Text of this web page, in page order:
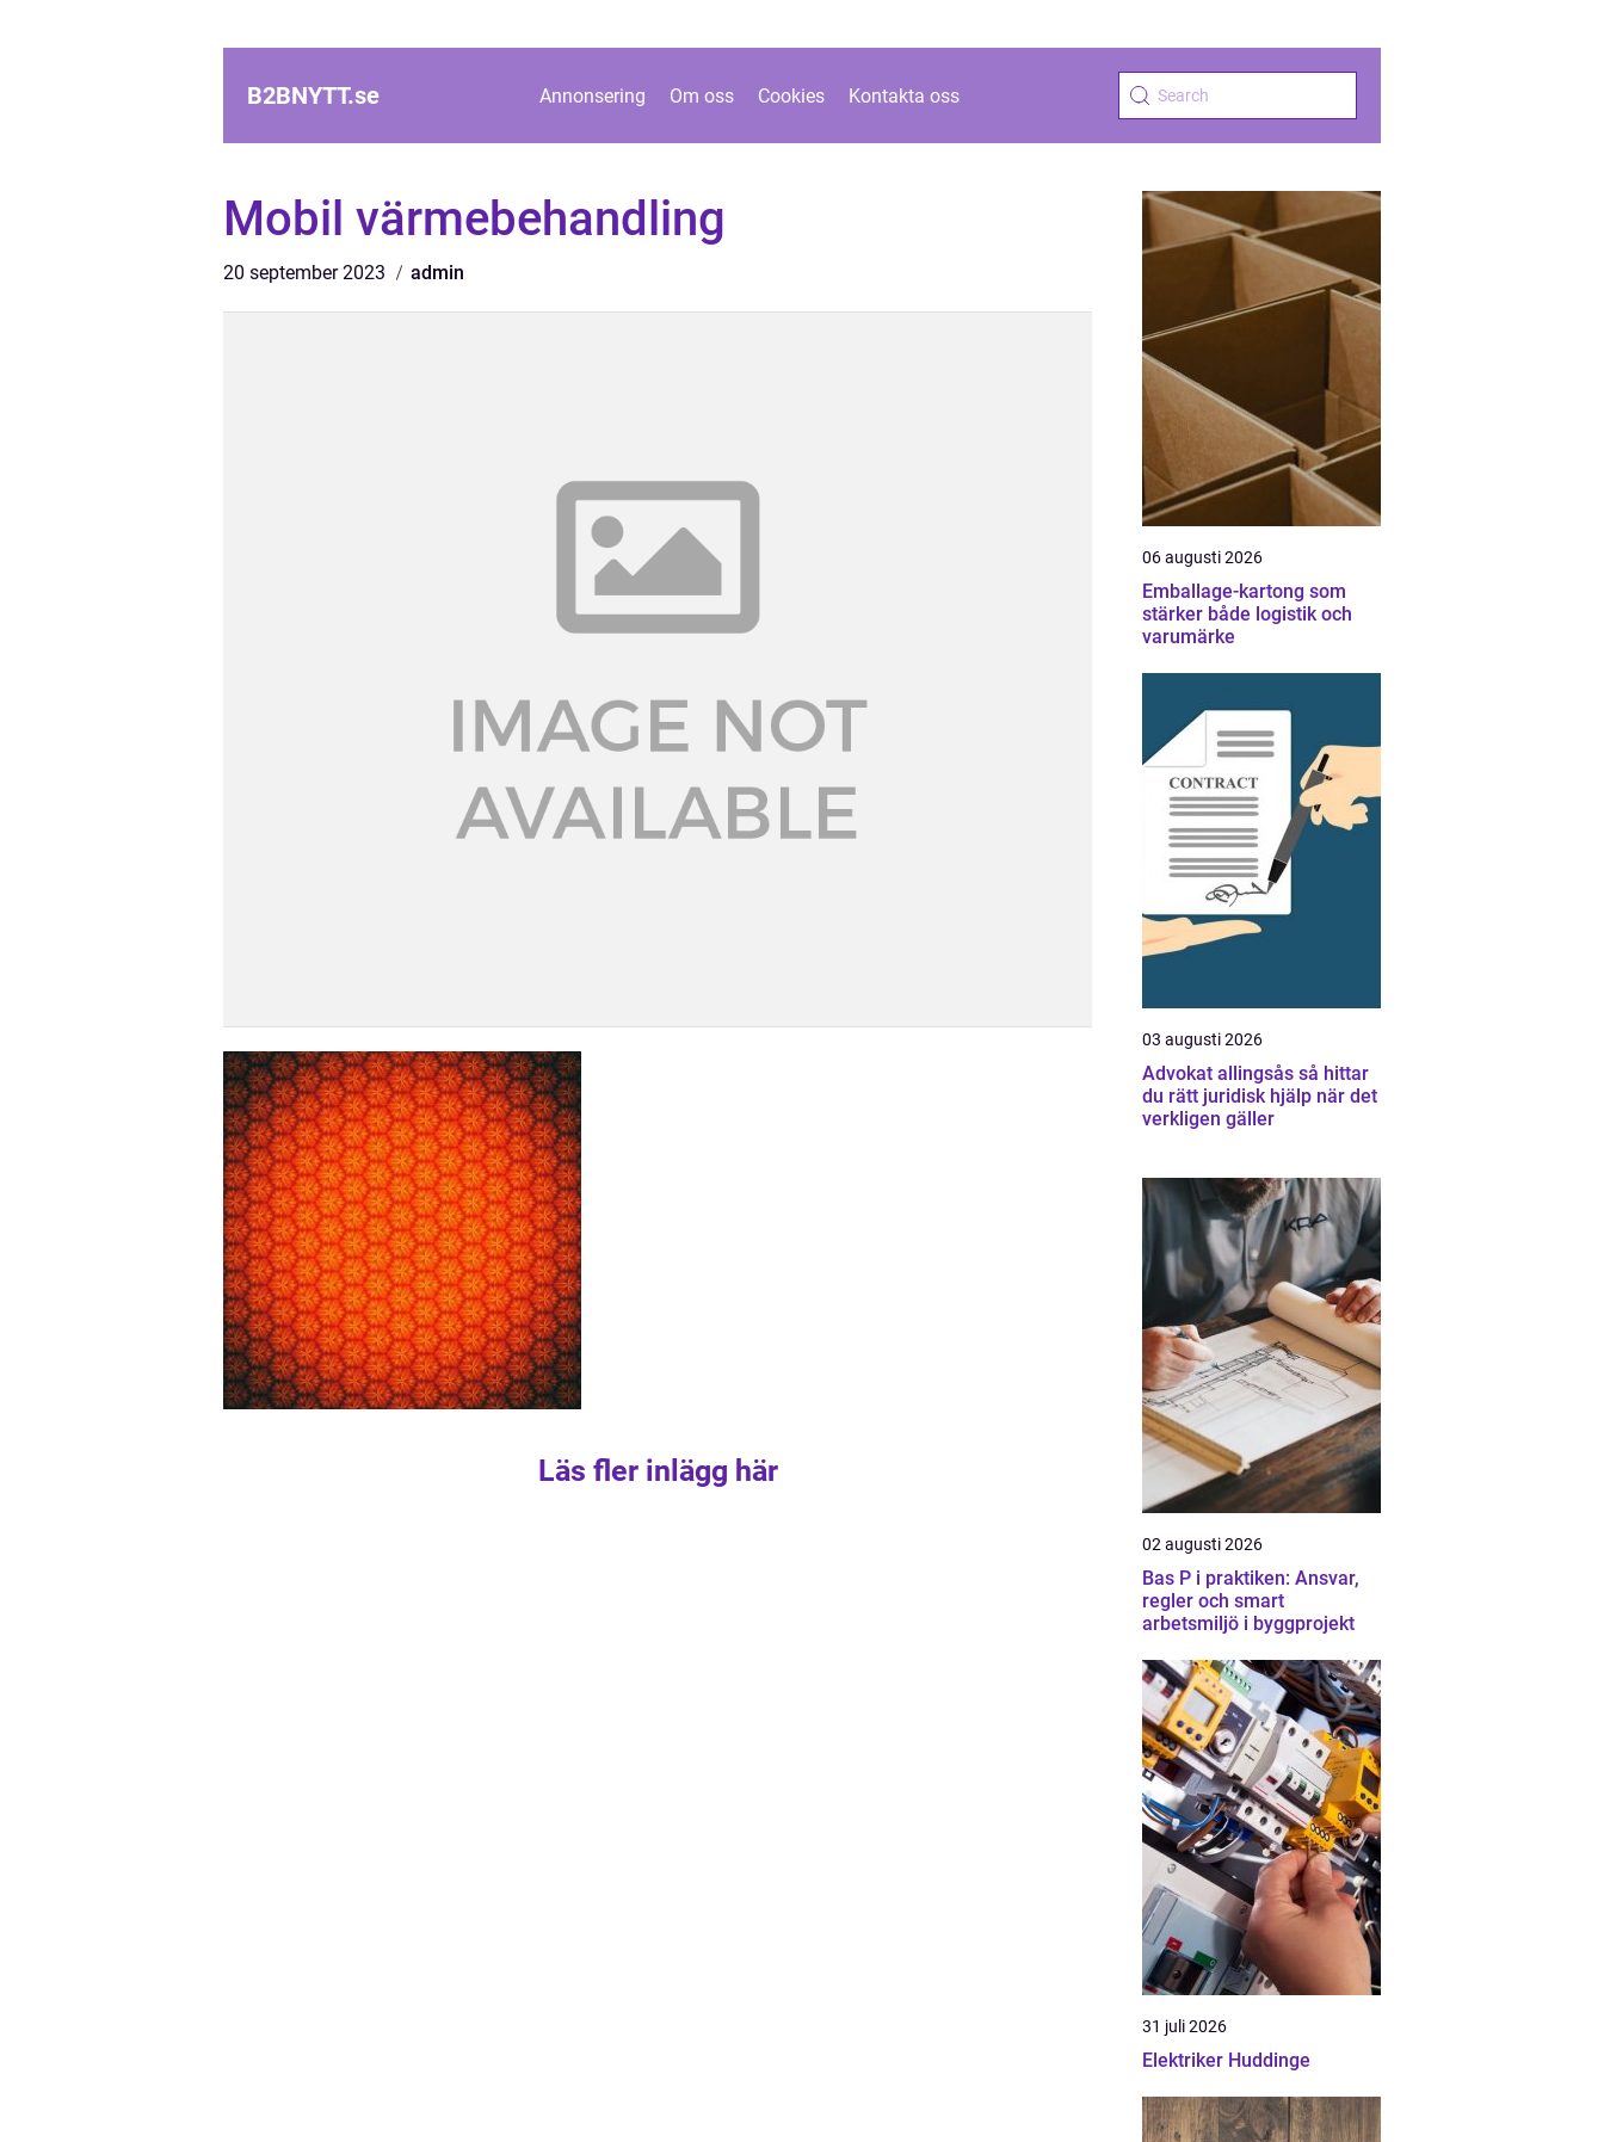
B2BNYTT.se Annonsering Om oss Cookies Kontakta oss
Mobil värmebehandling
20 september 2023 admin
Läs fler inlägg här
06 augusti 2026
Emballage-kartong som
stärker både logistik och
varumärke
03 augusti 2026
Advokat allingsås så hittar
du rätt juridisk hjälp när det
verkligen gäller
02 augusti 2026
Bas P i praktiken: Ansvar,
regler och smart
arbetsmiljö i byggprojekt
31 juli 2026
Elektriker Huddinge